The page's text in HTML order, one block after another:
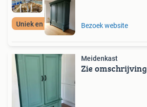
Uniek en duurzaam! Bezoek website
Meidenkast
Zie omschrijving